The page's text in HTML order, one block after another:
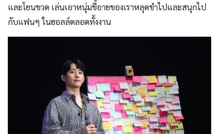
และโยนขวด เล่นเอาหนุ่มขี้อายของเราหลุดขำไปและสนุกไป
กับแฟนๆ ในฮอลล์ตลอดทั้งงาน